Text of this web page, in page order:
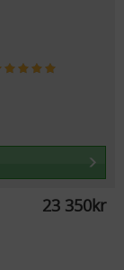
23 350kr